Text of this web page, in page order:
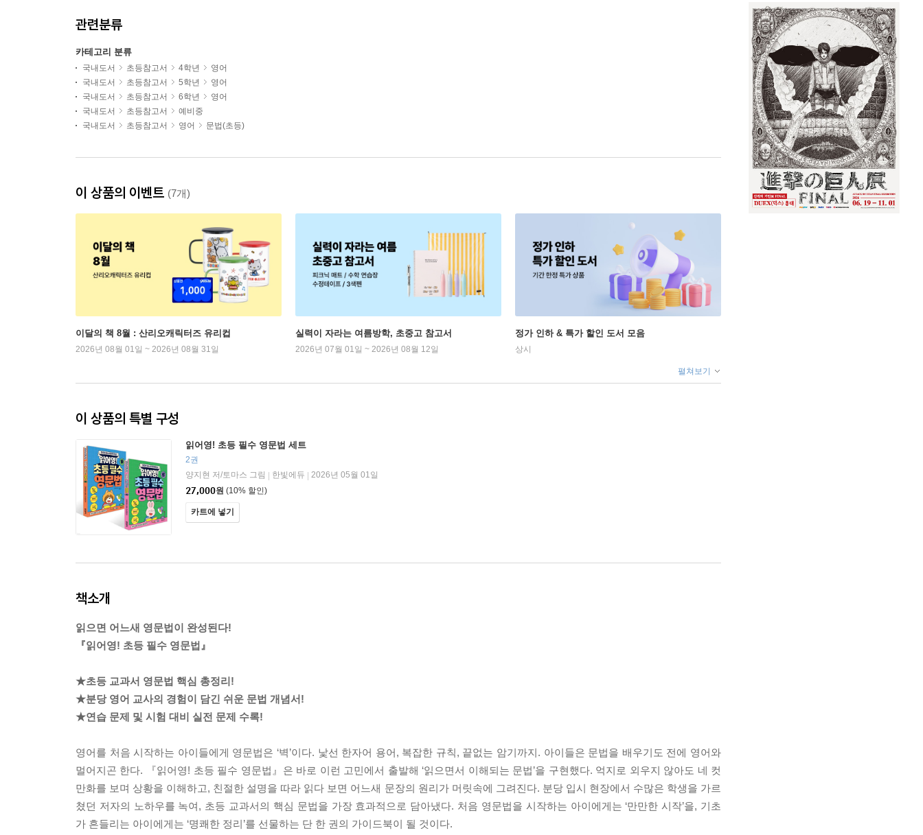
관련분류
카테고리 분류
국내도서 초등참고서 4학년
영어
국내도서
초등참고서 5학년
영어
국내도서
초등참고서 6학년
영어
국내도서
초등참고서
예비중
국내도서
초등참고서 영어 문법(초등)
이 상품의 이벤트 (7개)
이달의 책 8월 : 산리오캐릭터즈 유리컵
2026년 08월 01일 ~ 2026년 08월 31일
실력이 자라는 여름방학, 초중고 참고서
2026년 07월 01일 ~ 2026년 08월 12일
정가 인하 & 특가 할인 도서 모음
상시
펼쳐보기
이 상품의 특별 구성
읽어영! 초등 필수 영문법 세트
2권
양지현 저/토마스 그림
한빛에듀
2026년 05월 01일
27,000원 (10% 할인)
카트에 넣기
책소개
읽으면 어느새 영문법이 완성된다!
『읽어영! 초등 필수 영문법』
★초등 교과서 영문법 핵심 총정리!
★분당 영어 교사의 경험이 담긴 쉬운 문법 개념서!
★연습 문제 및 시험 대비 실전 문제 수록!
영어를 처음 시작하는 아이들에게 영문법은 ‘벽’이다. 낯선 한자어 용어, 복잡한 규칙, 끝없는 암기까지. 아이들은 문법을 배우기도 전에 영어와
멀어지곤 한다. 『읽어영! 초등 필수 영문법』은 바로 이런 고민에서 출발해 ‘읽으면서 이해되는 문법’을 구현했다. 억지로 외우지 않아도 네 컷
만화를 보며 상황을 이해하고, 친절한 설명을 따라 읽다 보면 어느새 문장의 원리가 머릿속에 그려진다. 분당 입시 현장에서 수많은 학생을 가르
쳤던 저자의 노하우를 녹여, 초등 교과서의 핵심 문법을 가장 효과적으로 담아냈다. 처음 영문법을 시작하는 아이에게는 ‘만만한 시작’을, 기초
가 흔들리는 아이에게는 ‘명쾌한 정리’를 선물하는 단 한 권의 가이드북이 될 것이다.